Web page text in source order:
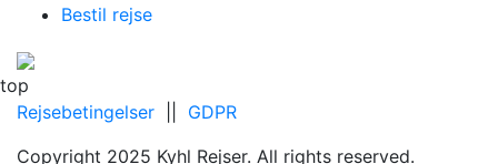
Bestil rejse
top
Rejsebetingelser
GDPR
Copyright 2025 Kyhl Rejser. All rights reserved.